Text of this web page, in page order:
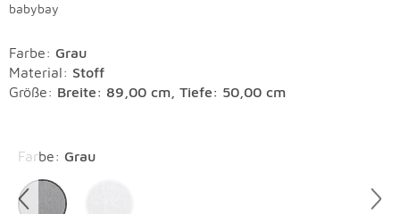
babybay
Farbe: Grau
Material: Stoff
Größe: Breite: 89,00 cm, Tiefe: 50,00 cm
Farbe: Grau